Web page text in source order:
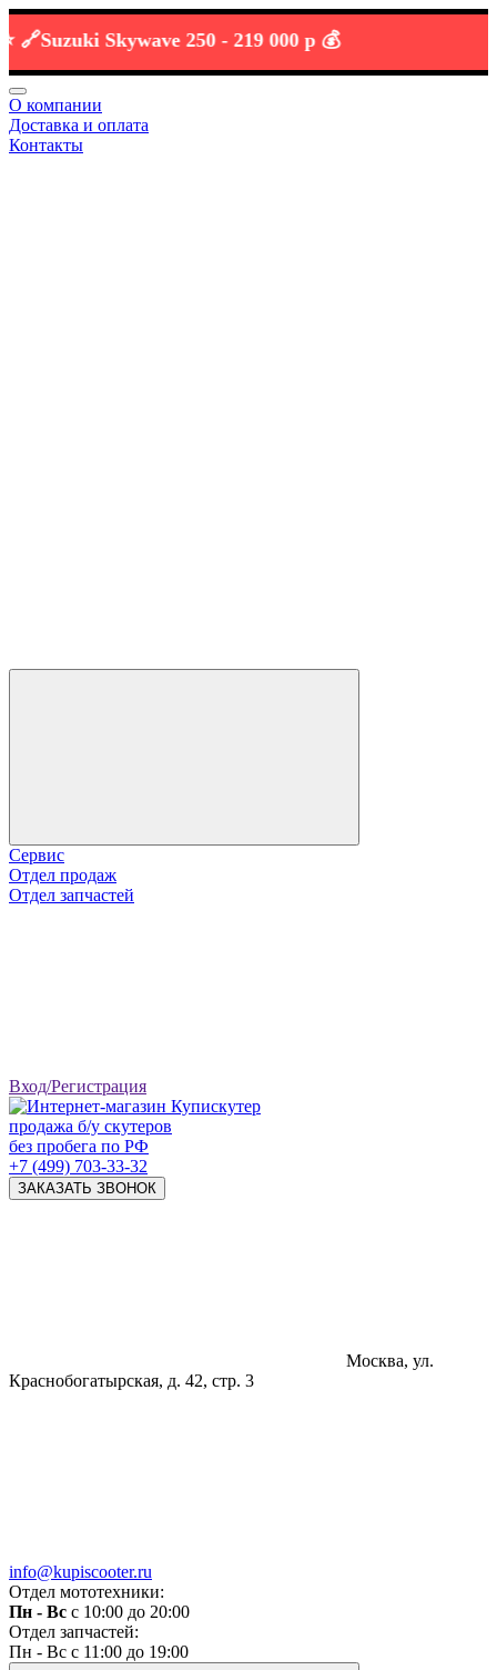
Suzuki Skywave 250 -219 000 р 💰
О компании
Доставка и оплата
Контакты
Сервис
Отдел продаж
Отдел запчастей
Вход/Регистрация
продажа б/у скутеров
без пробега по РФ
+7 (499) 703-33-32
ЗАКАЗАТЬ ЗВОНОК
Москва, ул.
Краснобогатырская, д. 42, стр. 3
info@kupiscooter.ru
Отдел мототехники:
Пн - Вс с 10:00 до 20:00
Отдел запчастей:
Пн - Вс с 11:00 до 19:00